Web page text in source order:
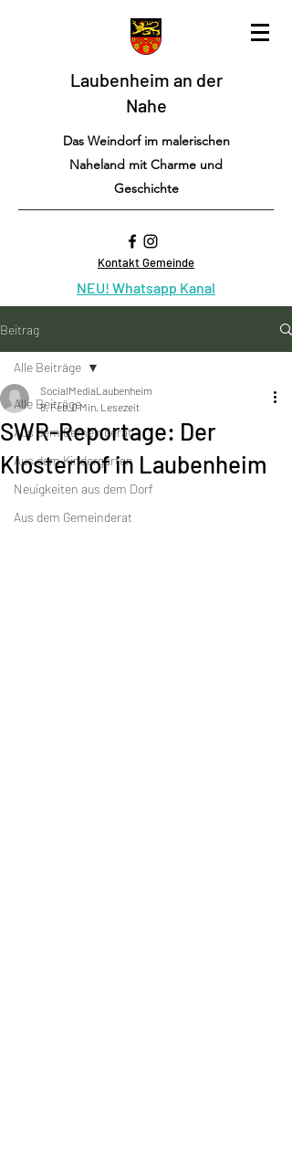
Laubenheim an der
Nahe
Das Weindorf im malerischen
Naheland mit Charme und
Geschichte
Kontakt Gemeinde
NEU! Whatsapp Kanal
Beitrag
Alle Beiträge
Aus dem Gemeinderat
Aus dem Kindergarten
Neuigkeiten aus dem Dorf
Aus dem Gemeinderat
Alle Beiträge
SWR-Reportage: Der
Klosterhof in Laubenheim
SocialMediaLaubenheim
8. Feb.0 Min. Lesezeit